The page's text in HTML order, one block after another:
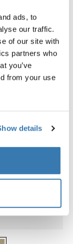
ads, to
our traffic.
of our site with
partners who
you’ve
from your use
details
foncée
Kaki délavé
Cross 2
Chariot Cross 2